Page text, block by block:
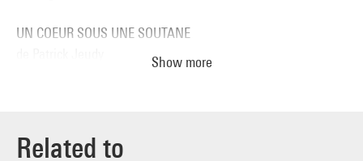
UN COEUR SOUS UNE SOUTANE
Nouvelle d’Arthur Rimbaud : l’extravagante histoire
Show more
Related to